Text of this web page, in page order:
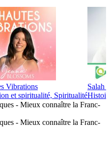
Vibrations
et spiritualité, Spiritualité
Salah
- Mieux connaître la Franc-
- Mieux connaître la Franc-